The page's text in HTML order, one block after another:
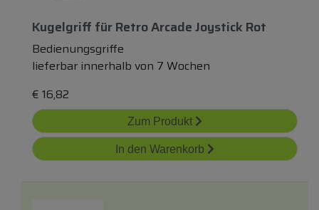
Kugelgriff fürRetro Arcade Joystick Rot
Bedienungsgriffe
lieferbar innerhalb von 7 Wochen
€ 16,82
Zum Produkt
In den Warenkorb